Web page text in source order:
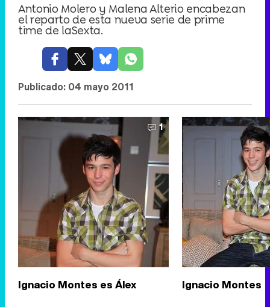
Antonio Molero y Malena Alterio encabezan
el reparto de esta nueva serie de prime
time de laSexta.
Publicado: 04 mayo 2011
1
Ignacio Montes es Álex Ignacio Montes